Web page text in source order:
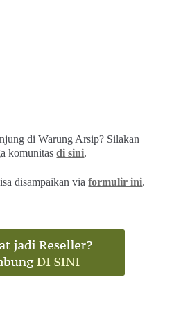
di Warung Arsip? Silakan
komunitasdi sini.
disampaikan viaformulir ini.